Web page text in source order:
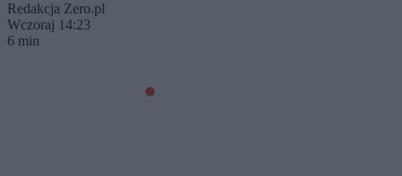
Redakcja Zero.pl
Wczoraj 14:23
6 min